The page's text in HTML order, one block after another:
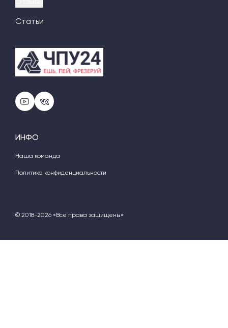
Статьи
ИНФО
Наша команда
Политика конфиденциальности
© 2018-2026 «Все права защищены»